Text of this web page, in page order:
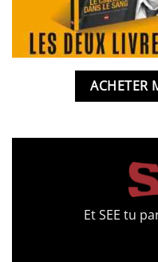
ACHETER
Et SEE tu